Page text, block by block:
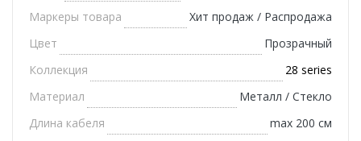
Маркеры товара
Хит продаж / Распродажа
Цвет
Прозрачный
Коллекция
28 series
Материал
Металл / Стекло
Длина кабеля
max 200 см